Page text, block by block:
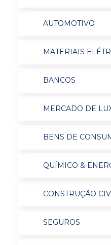
AUTOMOTIVO
MATERIAIS
BANCOS
MERCADO DE
BENS DE
QUÍMICO &
CONSTRUÇÃO
SEGUROS